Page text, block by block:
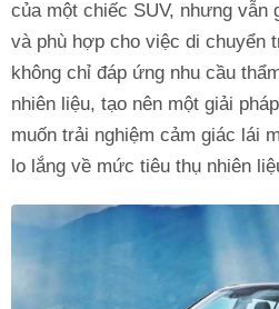
của một chiếc SUV, nhưng
và phù hợp cho việc di chuyển
không chỉ đáp ứng nhu cầu
nhiên liệu, tạo nên một giải
muốn trải nghiệm cảm giác lái
lo lắng về mức tiêu thụ nhiên